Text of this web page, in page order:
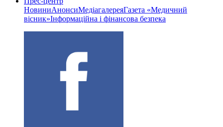
НовиниАнонсиМедіагалереяГазета «Медичний
вісник»Інформаційна і фінансова безпека